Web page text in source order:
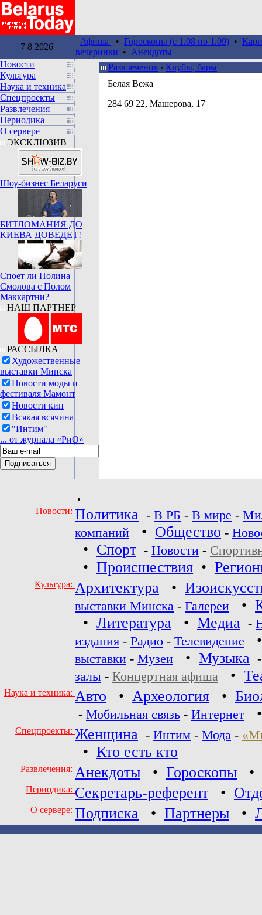
7 8 2026
Афиша • Гороскопы (c 1.08 по 1.09) •
вечеринки • Анекдоты
Новости
Культура
Наука и техника
Спецпроекты
Развлечения
Периодика
О сервере
ЭКСКЛЮЗИВ
Шоу-бизнес Беларуси
БИТЛОМАНИЯ ДО
КИЕВА ДОВЕДЕТ!
Споет ли Полина
Смолова с Полом
Маккартни?
НАШ ПАРТНЕР
РАССЫЛКА
Художественные
выставки Минска
Новости моды и
фестиваля Мамонт
Новости кин
Всякая всячина
"Интим"
... от журнала «РиО»
Развлечения › Клубы, бары
Белая Вежа
284 69 22, Машерова, 17
•
Новости: Политика - В РБ - В мире -
компаний
• Общество -
• Спорт - Новости -
• Происшествия •
Культура: Архитектура •
выставки Минска - Галереи •
• Литература • Медиа -
издания - Радио - Телевидение
выставки - Музеи • Музыка
залы - Концертная афиша •
Наука и техника: Авто • Археология •
- Мобильная связь - Интернет
Спецпроекты: Женщина - Интим - Мода -
• Кто есть кто
Развлечения: Анекдоты • Гороскопы •
Периодика: Секретарь-референт •
О сервере: Подписка • Партнеры •